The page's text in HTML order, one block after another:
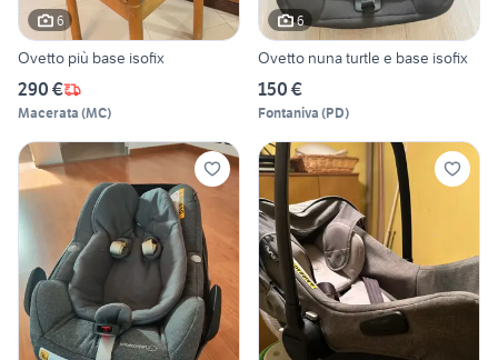
6
Ovetto più base isofix
290 €
Macerata (MC)
6
Ovetto nuna turtle e base isofix
150 €
Fontaniva (PD)